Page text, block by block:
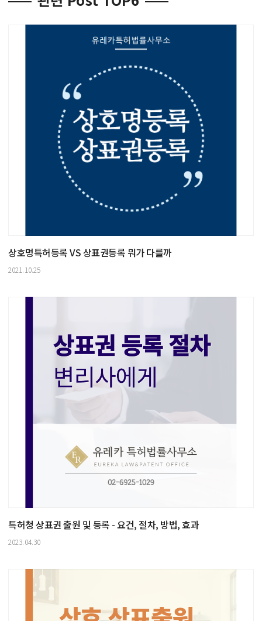
상호명특허등록 VS 상표권등록 뭐가 다를까
2021.10.25
특허청 상표권 출원 및 등록 - 요건, 절차, 방법, 효과
2023.04.30